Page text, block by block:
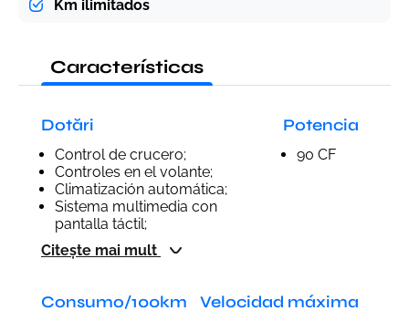
Km ilimitados
Características
Dotări
Control de crucero;
Controles en el volante;
Climatización automática;
Sistema multimedia con
pantalla táctil;
Citește mai mult
Potencia
90 CF
Consumo/100km Velocidad máxima